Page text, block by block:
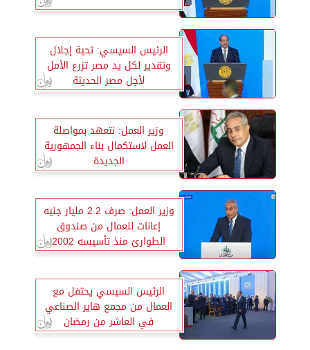
الرئيس السيسي: تحية إجلال
وتقدير لكل يد مصر تزرع الأمل
لأجل مصر الحديثة
وزير العمل: نتعهد بمواصلة
العمل لاستكمال بناء الجمهورية
الجديدة
وزير العمل: صرف 2.2 مليار جنيه
إعانات للعمال من صندوق
الطوارئ منذ تأسيسه 2002
الرئيس السيسي يحتفل مع
العمال من مجمع هاير الصناعي
في العاشر من رمضان